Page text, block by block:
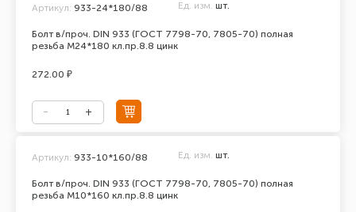
Болт в/проч. DIN 933 (ГОСТ 7798-70, 7805-70) полная
резьба М24*180 кл.пр.8.8 цинк
Артикул: 933-24*180/88 Ед. изм. шт.
272.00 ₽
Болт в/проч. DIN 933 (ГОСТ 7798-70, 7805-70) полная
резьба М10*160 кл.пр.8.8 цинк
Артикул: 933-10*160/88 Ед. изм. шт.